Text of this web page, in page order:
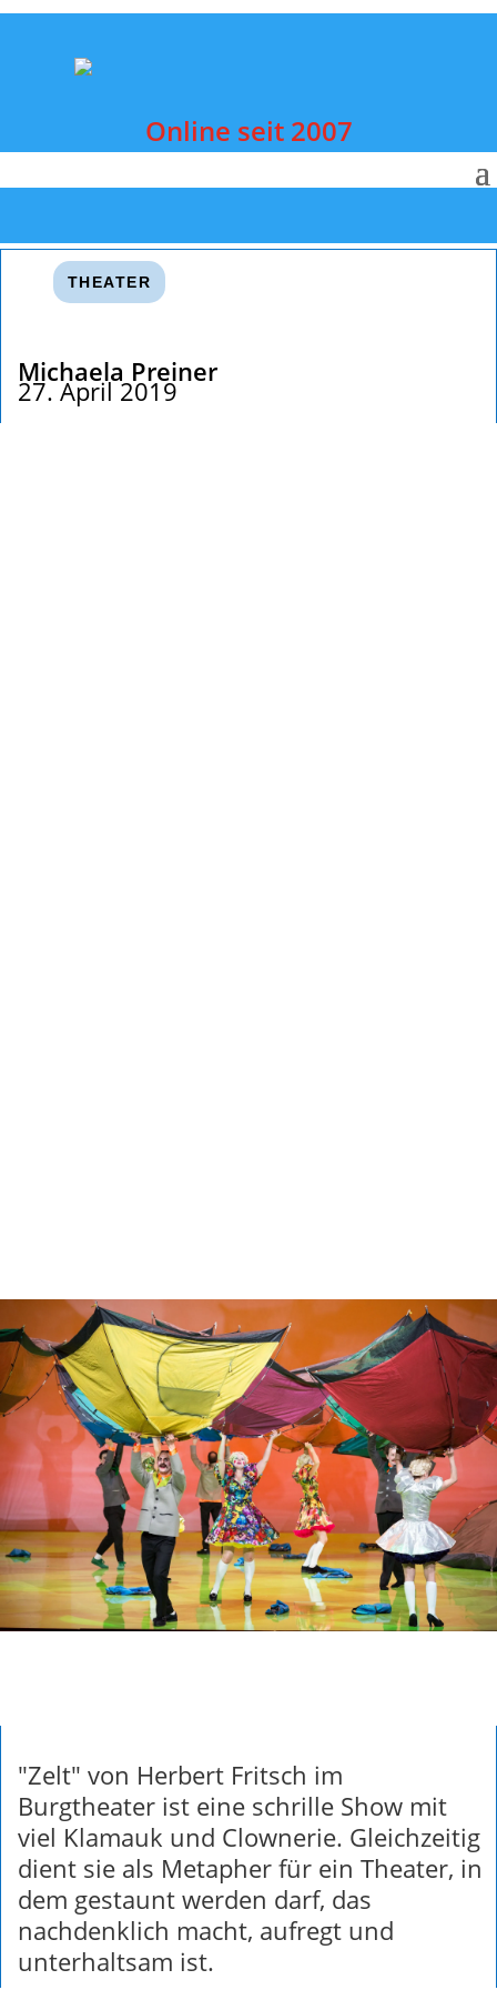
Online seit 2007
THEATER
Michaela Preiner
27. April 2019
"Zelt" von Herbert Fritsch im
Burgtheater ist eine schrille Show mit
viel Klamauk und Clownerie. Gleichzeitig
dient sie als Metapher für ein Theater, in
dem gestaunt werden darf, das
nachdenklich macht, aufregt und
unterhaltsam ist.